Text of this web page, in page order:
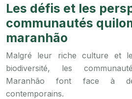
Les défis et les
communautés
maranhão
Malgré leur riche culture et
biodiversité, les
Maranhão font face à
contemporains.